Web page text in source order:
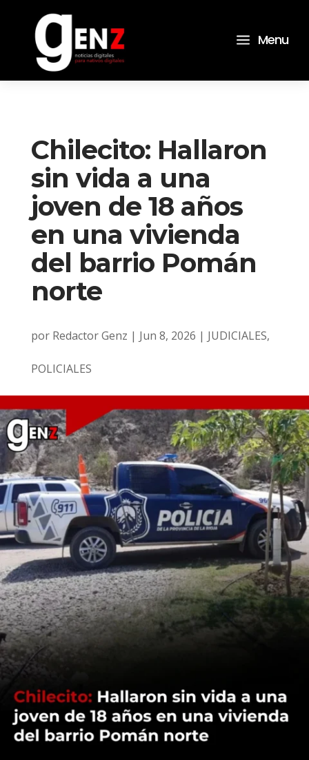
a Menu
Chilecito: Hallaron
sin vida a una
joven de 18 años
en una vivienda
del barrio Pomán
norte
por Redactor Genz | Jun 8, 2026 | JUDICIALES,
POLICIALES